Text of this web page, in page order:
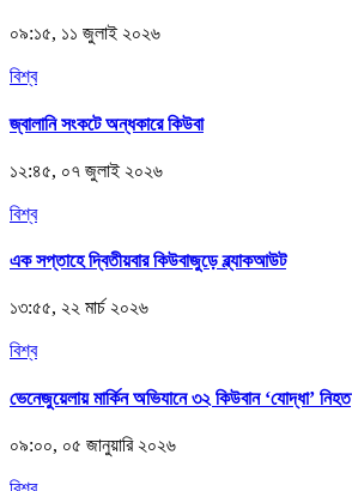
০৯:১৫, ১১ জুলাই ২০২৬
বিশ্ব
জ্বালানি সংকটে অন্ধকারে কিউবা
১২:৪৫, ০৭ জুলাই ২০২৬
বিশ্ব
এক সপ্তাহে দ্বিতীয়বার কিউবাজুড়ে ব্ল্যাকআউট
১৩:৫৫, ২২ মার্চ ২০২৬
বিশ্ব
ভেনেজুয়েলায় মার্কিন অভিযানে ৩২ কিউবান ‘যোদ্ধা’ নিহত
০৯:০০, ০৫ জানুয়ারি ২০২৬